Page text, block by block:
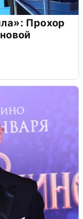
Прохор